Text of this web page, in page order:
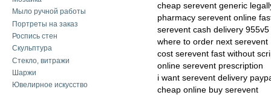
Мыло ручной работы
Портреты на заказ
Роспись стен
Скульптура
Стекло, витражи
Шаржи
Ювелирное искусство
cheap serevent generic
pharmacy serevent online
serevent cash delivery 955v5
where to order next serevent
cost serevent fast without
online serevent prescription
i want serevent delivery
cheap online buy serevent